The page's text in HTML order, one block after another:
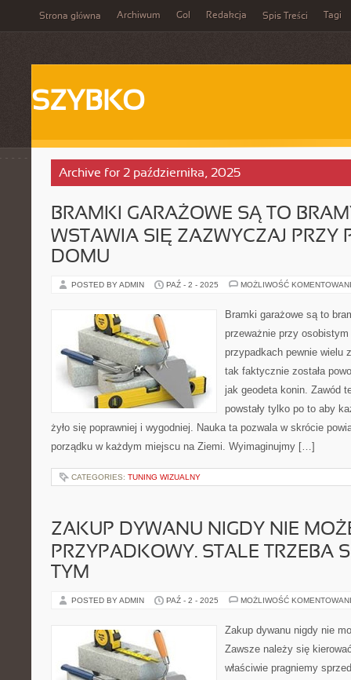
Strona główna Archiwum Gol Redakcja Spis Treści Tagi
SZYBKO
Archive for 2 października, 2025
BRAMKI GARAŻOWE SĄ TO
WSTAWIA SIĘ ZAZWYCZAJ PRZY
DOMU
POSTED BY ADMIN PAŹ - 2 - 2025 MOŻLIWOŚĆ
Bramki garażowe są to
przeważnie przy osobistym
przypadkach pewnie wielu
tak faktycznie została
jak geodeta konin. Zawód
powstały tylko po to aby
żyło się poprawniej i wygodniej. Nauka ta pozwala w skrócie
porządku w każdym miejscu na Ziemi. Wyimaginujmy […]
CATEGORIES: TUNING WIZUALNY
ZAKUP DYWANU NIGDY NIE
PRZYPADKOWY. STALE TRZEBA
TYM
POSTED BY ADMIN PAŹ - 2 - 2025 MOŻLIWOŚĆ
Zakup dywanu nigdy nie
Zawsze należy się
właściwie pragniemy